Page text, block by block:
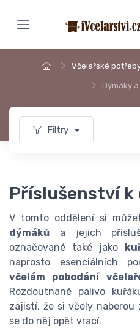
Včelařské
Dýmáky
Filtry
Příslušenství k
V tomto oddělení si
dýmáků a jejich
označované také jako
naprosto esenciálních
včelám pobodání
Rozdoutnané palivo
zajistí, že si včely naberou
se do něj opět vrací.